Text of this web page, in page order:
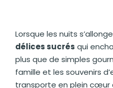
Lorsque les nuits
délices sucrés qui
plus que de simples
famille et les souvenirs
transporte en plein cœur